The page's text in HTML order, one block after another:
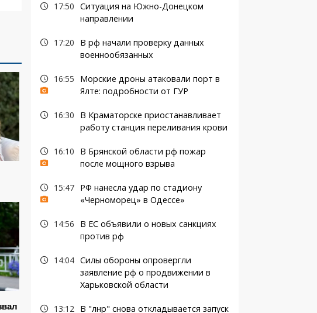
17:50 Ситуация на Южно-Донецком
направлении
17:20
В рф начали проверку данных
военнообязанных
16:55
Морские дроны атаковали порт в
Ялте: подробности от ГУР
16:30
В Краматорске приостанавливает
работу станция переливания крови
16:10
В Брянской области рф пожар
после мощного взрыва
15:47
РФ нанесла удар по стадиону
«Черноморец» в Одессе»
14:56
В ЕС объявили о новых санкциях
против рф
14:04 Силы обороны опровергли
заявление рф о продвижении в
Харьковской области
13:12 В "лнр" снова откладывается запуск